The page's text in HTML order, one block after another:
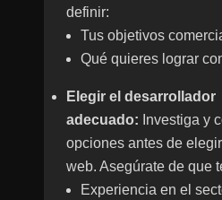
definir:
Tus objetivos
Qué quieres lograr
Elegir el desarrollador
adecuado: Investiga y
opciones antes de
web. Asegúrate de que
Experiencia en el